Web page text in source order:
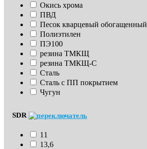
Окись хрома
ПВД
Песок кварцевый обогащенный
Полиэтилен
ПЭ100
резина ТМКЩ
резина ТМКЩ-С
Сталь
Сталь с ПП покрытием
Чугун
SDR
11
13,6